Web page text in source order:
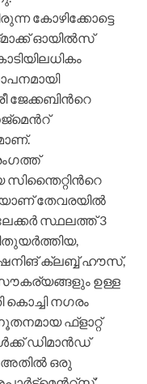
കോഴിക്കോട്ടെ
ഓയില്‍സ്
ജേക്കബിന്‍റെ
തേവരയില്‍
സ്ഥലത്ത് 3
ക്ലബ്ബ് ഹൗസ്,
ഉള്ള
കൊച്ചി നഗരം
ഫ്ളാറ്റ്
ഡിമാന്‍ഡ്
ഒരു